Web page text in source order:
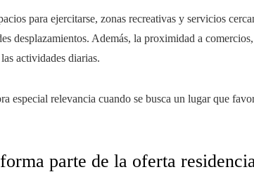
para ejercitarse, zonas recreativas y servicios
desplazamientos. Además, la proximidad a
actividades diarias.
especial relevancia cuando se busca un lugar que
parte de la oferta